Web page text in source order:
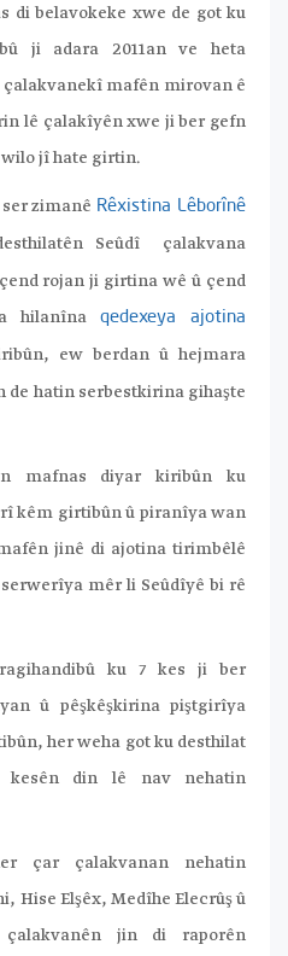
di belavokeke xwe de got ku
ji adara 2011an ve heta
çalakvanekî mafên mirovan ê
lê çalakîyên xwe ji ber gefn
jî hate girtin.
zimanê Rêxistina Lêborînê
Seûdî çalakvana
rojan ji girtina wê û çend
hilanîna
qedexeya ajotina
ew berdan û hejmara
de hatin serbestkirina gihaşte
mafnas diyar kiribûn ku
kêm girtibûn û piranîya wan
jinê di ajotina tirimbêlê
mêr li Seûdîyê bi rê
ku 7 kes ji ber
û pêşkêşkirina piştgirîya
her weha got ku desthilat
din lê nav nehatin
çar çalakvanan nehatin
Hise Elşêx, Medîhe Elecrûş û
jin di raporên